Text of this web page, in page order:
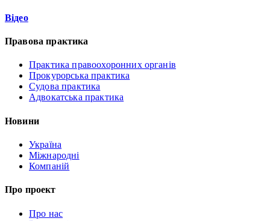
Відео
Правова практика
Практика правоохоронних органів
Прокурорська практика
Судова практика
Адвокатська практика
Новини
Україна
Міжнародні
Компаній
Про проект
Про нас